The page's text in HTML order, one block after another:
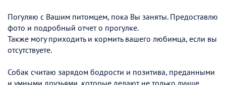
Погуляю с Вашим питомцем, пока Вы заняты. Предоставлю
фото и подробный отчет о прогулке.
Также могу приходить и кормить вашего любимца, если вы
отсутствуете.
Собак считаю зарядом бодрости и позитива, преданными
и умными друзьями, которые делают не только лучше